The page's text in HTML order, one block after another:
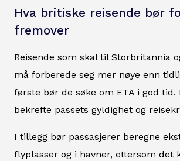
Hva britiske reisende bør
fremover
Reisende som skal til Storbritannia
må forberede seg mer nøye enn
første bør de søke om ETA i god tid.
bekrefte passets gyldighet og
I tillegg bør passasjerer beregne
flyplasser og i havner, ettersom det